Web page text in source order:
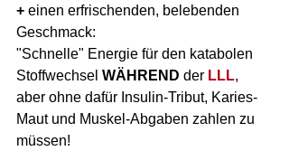
+ einen erfrischenden, belebenden
Geschmack:
"Schnelle" Energie für den katabolen
Stoffwechsel WÄHREND der LLL,
aber ohne dafür Insulin-Tribut, Karies-
Maut und Muskel-Abgaben zahlen zu
müssen!